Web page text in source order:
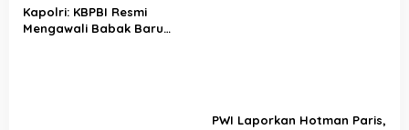
Kapolri: KBPBI Resmi
Mengawali Babak Baru
PWI Laporkan Hotman Paris,